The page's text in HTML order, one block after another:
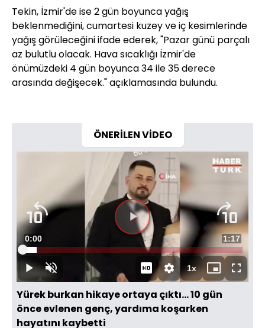
Tekin, İzmir'de ise 2 gün boyunca yağış
beklenmediğini, cumartesi kuzey ve iç kesimlerinde
yağış görüleceğini ifade ederek, "Pazar günü parçalı
az bulutlu olacak. Hava sıcaklığı İzmir'de
önümüzdeki 4 gün boyunca 34 ile 35 derece
arasında değişecek." açıklamasında bulundu.
ÖNERİLEN VİDEO
Videoyu
Oynat
OynatSesi
Aç
Süre
0:00 Toplam
Süre
1:17
Yüklendi:
1xOynatma
Hızı
Mini
oynatıcı
Tam
Ekran
Yürek burkan hikaye ortaya çıktı... 10 gün
önce evlenen genç, yardıma koşarken
hayatını kaybetti